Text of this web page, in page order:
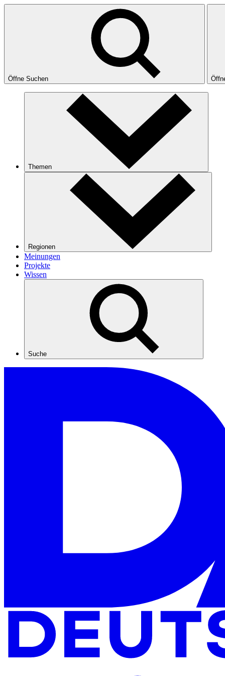
Öffne Suchen
Themen
Regionen
Meinungen
Projekte
Wissen
Suche